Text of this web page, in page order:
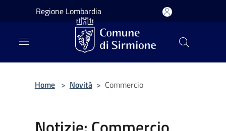
Salta al contenuto principale
Regione Lombardia
Home > Novità > Commercio